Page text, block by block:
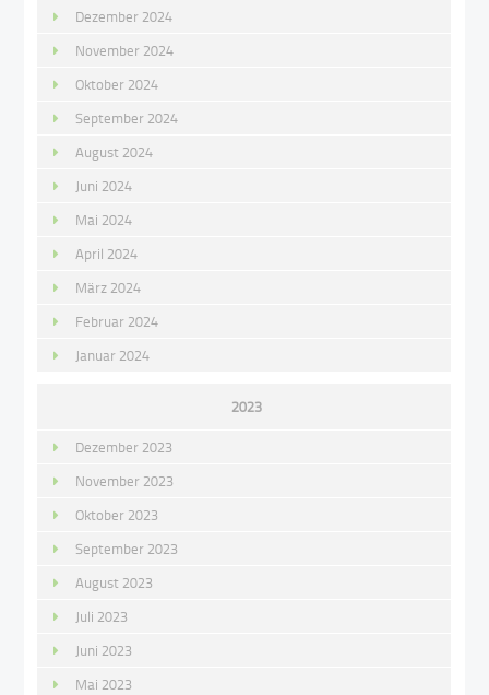
Dezember 2024
November 2024
Oktober 2024
September 2024
August 2024
Juni 2024
Mai 2024
April 2024
März 2024
Februar 2024
Januar 2024
2023
Dezember 2023
November 2023
Oktober 2023
September 2023
August 2023
Juli 2023
Juni 2023
Mai 2023